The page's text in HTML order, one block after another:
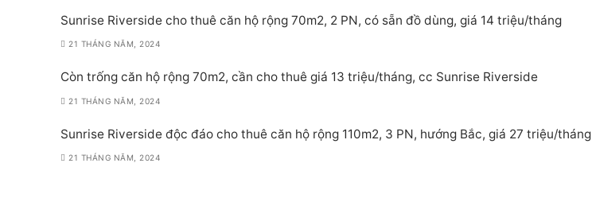
Sunrise Riverside cho thuê căn hộ rộng 70m2, 2 PN, có sẵn đồ dùng, giá 14 triệu/tháng
21 THÁNG NĂM, 2024
Còn trống căn hộ rộng 70m2, cần cho thuê giá 13 triệu/tháng, cc Sunrise Riverside
21 THÁNG NĂM, 2024
Sunrise Riverside độc đáo cho thuê căn hộ rộng 110m2, 3 PN, hướng Bắc, giá 27 triệu/tháng
21 THÁNG NĂM, 2024